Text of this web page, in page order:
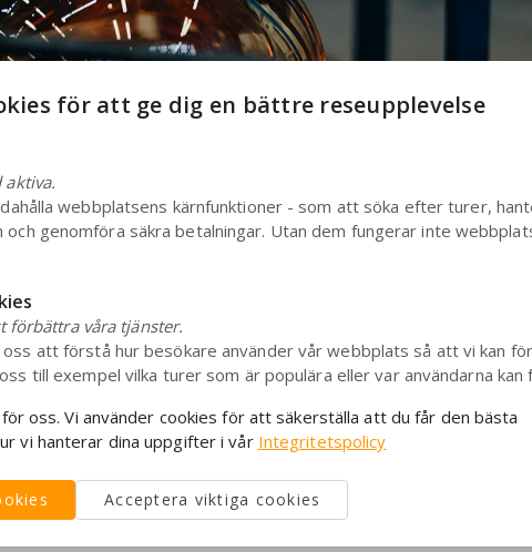
för att ge dig en bättre reseupplevelse
aktiva.
webbplatsens kärnfunktioner - som att söka efter turer,
och genomföra säkra betalningar. Utan dem fungerar inte
förbättra våra tjänster.
oss att förstå hur besökare använder vår webbplats så att vi kan
till exempel vilka turer som är populära eller var användarna kan
oss. Vi använder cookies för att säkerställa att du får den bästa
vi hanterar dina uppgifter i vår Integritetspolicy
Acceptera viktiga cookies